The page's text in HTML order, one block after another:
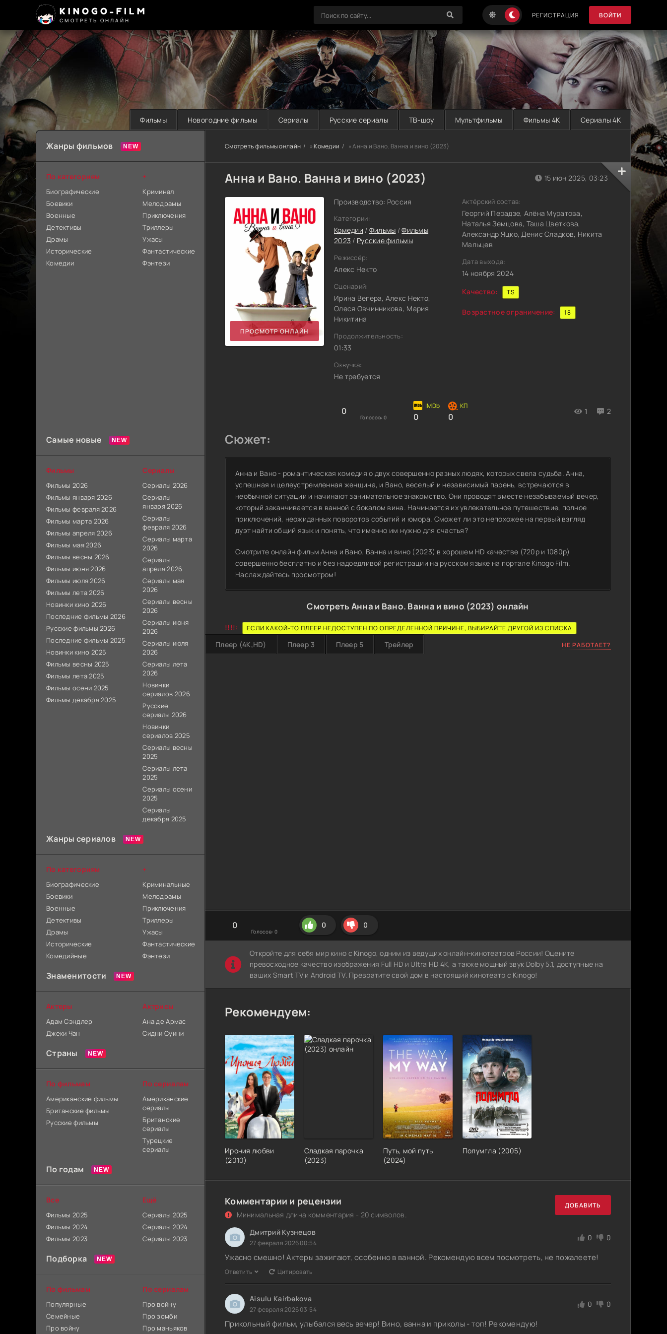
KINOGO-FILM
СМОТРЕТЬ ОНЛАЙН
РЕГИСТРАЦИЯ ВОЙТИ
Фильмы Новогодние фильмы Сериалы Русские сериалы ТВ-шоу Мультфильмы Фильмы 4K Сериалы 4K
Смотреть фильмы онлайн »Комедии » Анна и Вано. Ванна и вино (2023)
Анна и Вано. Ванна и вино (2023)
ПРОСМОТР ОНЛАЙН
Производство: Россия
Категории:
Комедии / Фильмы /Фильмы
2023 / Русские фильмы
Режиссёр:
Алекс Некто
Сценарий:
Ирина Вегера, Алекс Некто,
Олеся Овчинникова, Мария
Никитина
Продолжительность:
01:33
Озвучка:
Не требуется
0
Голосов: 0 0 0
1 2
15 июн 2025, 03:23
Актёрский состав:
Георгий Перадзе, Алёна Муратова,
Наталья Земцова, Таша Цветкова,
Александр Яцко, Денис Сладков, Никита
Мальцев
Дата выхода:
14 ноября 2024
Качество:
TS
Возрастное ограничение: 18
Сюжет:
Анна и Вано - романтическая комедия о двух совершенно разных людях, которых свела судьба. Анна,
успешная и целеустремленная женщина, и Вано, веселый и независимый парень, встречаются в
необычной ситуации и начинают занимательное знакомство. Они проводят вместе незабываемый вечер,
который заканчивается в ванной с бокалом вина. Начинается их увлекательное путешествие, полное
приключений, неожиданных поворотов событий и юмора. Сможет ли это непохожее на первый взгляд
дуэт найти общий язык и понять, что именно им нужно для счастья?
Смотрите онлайн фильм Анна и Вано. Ванна и вино (2023) в хорошем HD качестве (720p и 1080p)
совершенно бесплатно и без надоедливой регистрации на русском языке на портале Kinogo Film.
Наслаждайтесь просмотром!
Смотреть Анна и Вано. Ванна и вино (2023) онлайн
!!!!: ЕСЛИ КАКОЙ-ТО ПЛЕЕР НЕДОСТУПЕН ПО ОПРЕДЕЛЕННОЙ ПРИЧИНЕ, ВЫБИРАЙТЕ ДРУГОЙ ИЗ СПИСКА
Плеер (4K,HD) Плеер 3 Плеер 5 Трейлер НЕ РАБОТАЕТ?
0
Голосов: 0
0 0
Откройте для себя мир кино с Kinogo, одним из ведущих онлайн-кинотеатров России! Оцените
превосходное качество изображения Full HD и Ultra HD 4K, а также мощный звук Dolby 5.1, доступные на
ваших Smart TV и Android TV. Превратите свой дом в настоящий кинотеатр с Kinogo!
Рекомендуем:
Ирония любви
(2010)
Сладкая парочка
(2023)
Путь, мой путь
(2024)
Полумгла (2005)
Комментарии и рецензии
Минимальная длина комментария - 20 символов.
ДОБАВИТЬ
Дмитрий Кузнецов
27 февраля 2026 00:54
0 0
Ужасно смешно! Актеры зажигают, особенно в ванной. Рекомендую всем посмотреть, не пожалеете!
Ответить Цитировать
Aisulu Kairbekova
27 февраля 2026 03:54
0 0
Прикольный фильм, улыбался весь вечер! Вино, ванна и приколы - топ! Рекомендую!
Жанры фильмов
По категориям
Биографические
Боевики
Военные
Детективы
Драмы
Исторические
Комедии
+
Криминал
Мелодрамы
Приключения
Триллеры
Ужасы
Фантастические
Фэнтези
Самые новые
Фильмы
Фильмы 2026
Фильмы января 2026
Фильмы февраля 2026
Фильмы марта 2026
Фильмы апреля 2026
Фильмы мая 2026
Фильмы весны 2026
Фильмы июня 2026
Фильмы июля 2026
Фильмы лета 2026
Новинки кино 2026
Последние фильмы 2026
Русские фильмы 2026
Последние фильмы 2025
Новинки кино 2025
Фильмы весны 2025
Фильмы лета 2025
Фильмы осени 2025
Фильмы декабря 2025
Сериалы
Сериалы 2026
Сериалы
января 2026
Сериалы
февраля 2026
Сериалы марта
2026
Сериалы
апреля 2026
Сериалы мая
2026
Сериалы весны
2026
Сериалы июня
2026
Сериалы июля
2026
Сериалы лета
2026
Новинки
сериалов 2026
Русские
сериалы 2026
Новинки
сериалов 2025
Сериалы весны
2025
Сериалы лета
2025
Сериалы осени
2025
Сериалы
декабря 2025
Жанры сериалов
По категориям
Биографические
Боевики
Военные
Детективы
Драмы
Исторические
Комедийные
+
Криминальные
Мелодрамы
Приключения
Триллеры
Ужасы
Фантастические
Фэнтези
Знаменитости
Актеры
Адам Сэндлер
Джеки Чан
Актрисы
Ана де Армас
Сидни Суини
Страны
По фильмам
Американские фильмы
Британские фильмы
Русские фильмы
По сериалам
Американские
сериалы
Британские
сериалы
Турецкие
сериалы
По годам
Все
Фильмы 2025
Фильмы 2024
Фильмы 2023
Ещё
Сериалы 2025
Сериалы 2024
Сериалы 2023
Подборка
По фильмам
Популярные
Семейные
Про войну
По сериалам
Про войну
Про зомби
Про маньяков